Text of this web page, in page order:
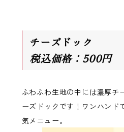
チーズドック
税込価格：500円
ふわふわ生地の中には濃厚
ーズドックです！ワンハンド
気メニュー。